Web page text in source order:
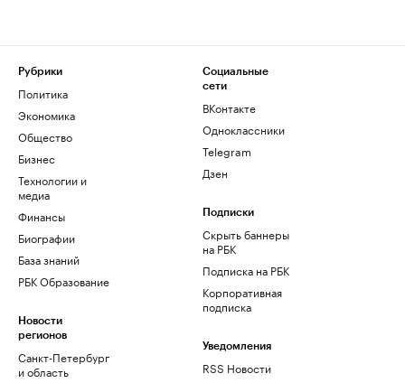
Рубрики
Политика
Экономика
Общество
Бизнес
Технологии и
медиа
Финансы
Биографии
База знаний
РБК Образование
Новости
регионов
Санкт-Петербург
и область
Социальные
сети
ВКонтакте
Одноклассники
Telegram
Дзен
Подписки
Скрыть баннеры
на РБК
Подписка на РБК
Корпоративная
подписка
Уведомления
RSS Новости